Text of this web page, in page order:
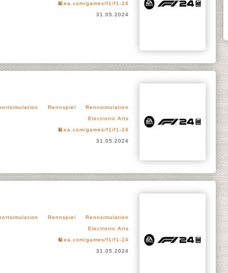
ea.com/games/f1/f1-24
31.05.2024
Rennspiel
Rennsimulation
Electronic Arts
ea.com/games/f1/f1-24
31.05.2024
Rennspiel
Rennsimulation
Electronic Arts
ea.com/games/f1/f1-24
31.05.2024